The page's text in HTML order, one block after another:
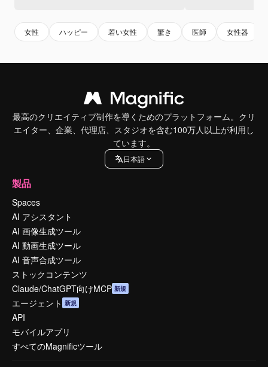
女性 ハッピー 若い女性 驚き 医師 女性器
最高のクリエイティブ制作を導くためのプラットフォーム。クリ
エイター、企業、代理店、スタジオを含む100万人以上が利用し
ています。
日本語
製品
Spaces
AI アシスタント
AI 画像生成ツール
AI 動画生成ツール
AI 音声合成ツール
ストックコンテンツ
Claude/ChatGPT向けMCP 新規
エージェント 新規
API
モバイルアプリ
すべてのMagnificツール